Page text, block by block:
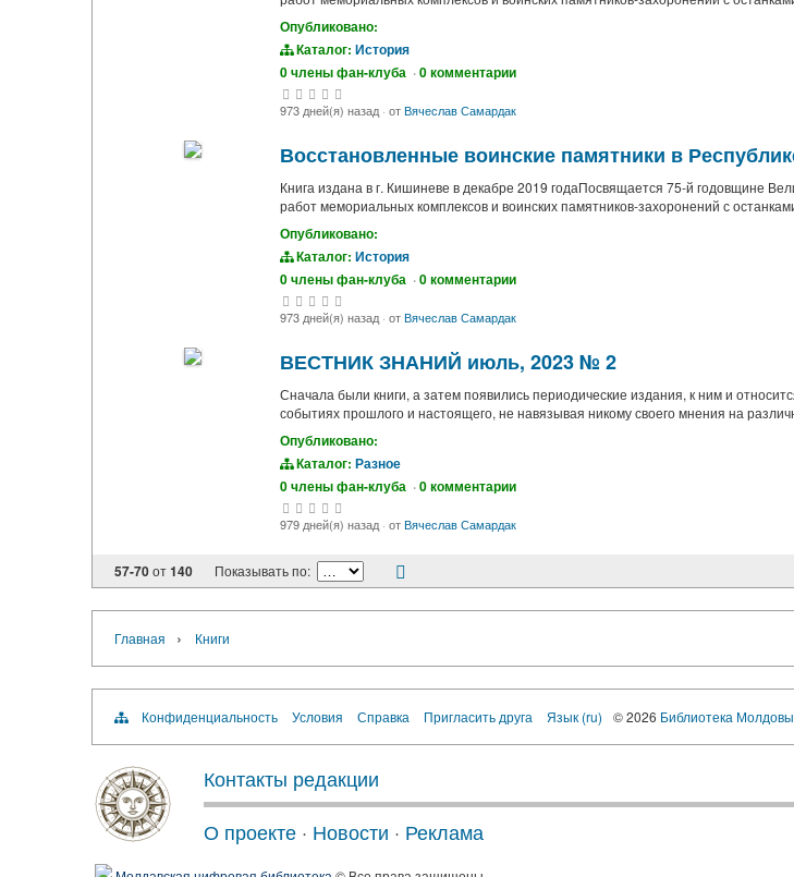
Опубликовано:
Каталог: История
0 члены фан-клуба ·0 комментарии
973 дней(я) назад· отВячеслав Самардак
Восстановленные воинские памятники в
Книга издана в г. Кишиневе в декабре 2019 годаПосвящается 75-й годовщине
работ мемориальных комплексов и воинских памятников-захоронений с
Опубликовано:
Каталог: История
0 члены фан-клуба ·0 комментарии
973 дней(я) назад· отВячеслав Самардак
ВЕСТНИК ЗНАНИЙ июль, 2023 № 2
Сначала были книги, а затем появились периодические издания, к ним и
событиях прошлого и настоящего, не навязывая никому своего мнения на
Опубликовано:
Каталог: Разное
0 члены фан-клуба ·0 комментарии
979 дней(я) назад· отВячеслав Самардак
57-70от140 Показывать по:
Главная › Книги
Конфиденциальность Условия Справка Пригласить друга Язык (ru) © 2026 Библиотека Молдовы
Контакты редакции
О проекте · Новости · Реклама